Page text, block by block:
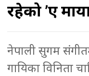
रहेको ’ए
नेपाली सुगम
गायिका विनिता